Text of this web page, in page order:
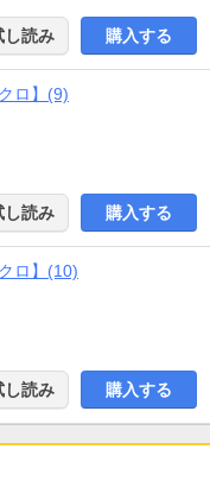
読み 購入する
ロ】(9)
読み 購入する
ロ】(10)
読み 購入する